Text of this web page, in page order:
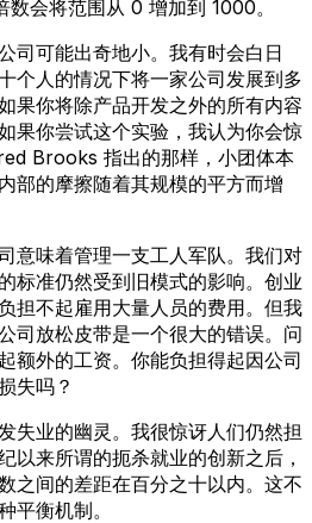
会将范围从 0 增加到 1000。
司可能出奇地小。我有时会白日
个人的情况下将一家公司发展到多
果你将除产品开发之外的所有内容
果你尝试这个实验，我认为你会惊
Brooks 指出的那样，小团体本
部的摩擦随着其规模的平方而增
意味着管理一支工人军队。我们对
标准仍然受到旧模式的影响。创业
担不起雇用大量人员的费用。但我
司放松皮带是一个很大的错误。问
额外的工资。你能负担得起因公司
失吗？
失业的幽灵。我很惊讶人们仍然担
以来所谓的扼杀就业的创新之后，
之间的差距在百分之十以内。这不
平衡机制。